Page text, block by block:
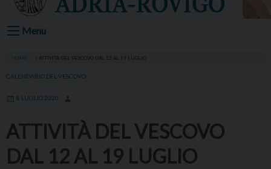
Menu
HOME ATTIVITÀ DEL VESCOVO DAL 12 AL 19 LUGLIO
CALENDARIO DEL VESCOVO
8 LUGLIO 2020
ATTIVITÀ DEL VESCOVO
DAL 12 AL 19 LUGLIO